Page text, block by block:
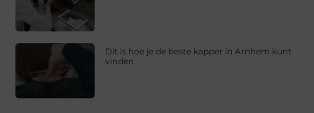
Dit is hoe je de beste kapper in Arnhem kunt
vinden